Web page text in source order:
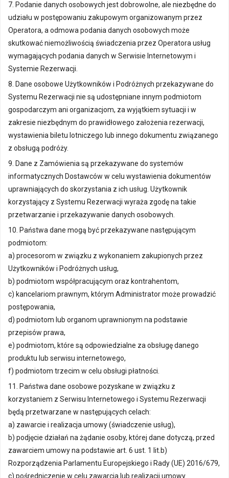
7. Podanie danych osobowych jest dobrowolne, ale niezbędne do
udziału w postępowaniu zakupowym organizowanym przez
Operatora, a odmowa podania danych osobowych może
skutkować niemożliwością świadczenia przez Operatora usług
wymagających podania danych w Serwisie Internetowym i
Systemie Rezerwacji.
8. Dane osobowe Użytkowników i Podróżnych przekazywane do
Systemu Rezerwacji nie są udostępniane innym podmiotom
gospodarczym ani organizacjom, za wyjątkiem sytuacji i w
zakresie niezbędnym do prawidłowego założenia rezerwacji,
wystawienia biletu lotniczego lub innego dokumentu związanego
z obsługą podróży.
9. Dane z Zamówienia są przekazywane do systemów
informatycznych Dostawców w celu wystawienia dokumentów
uprawniających do skorzystania z ich usług. Użytkownik
korzystający z Systemu Rezerwacji wyraża zgodę na takie
przetwarzanie i przekazywanie danych osobowych.
10. Państwa dane mogą być przekazywane następującym
podmiotom:
a) procesorom w związku z wykonaniem zakupionych przez
Użytkowników i Podróżnych usług,
b) podmiotom współpracującym oraz kontrahentom,
c) kancelariom prawnym, którym Administrator może prowadzić
postępowania,
d) podmiotom lub organom uprawnionym na podstawie
przepisów prawa,
e) podmiotom, które są odpowiedzialne za obsługę danego
produktu lub serwisu internetowego,
f) podmiotom trzecim w celu obsługi płatności.
11. Państwa dane osobowe pozyskane w związku z
korzystaniem z Serwisu Internetowego i Systemu Rezerwacji
będą przetwarzane w następujących celach:
a) zawarcie i realizacja umowy (świadczenie usług),
b) podjęcie działań na żądanie osoby, której dane dotyczą, przed
zawarciem umowy na podstawie art. 6 ust. 1 lit.b)
Rozporządzenia Parlamentu Europejskiego i Rady (UE) 2016/679,
c) pośredniczenie w celu zawarcia lub realizacji umowy